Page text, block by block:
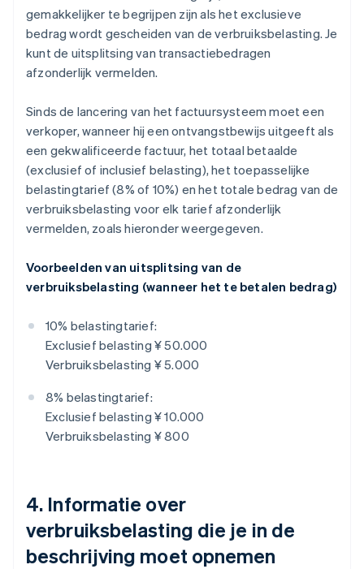
gemakkelijker te begrijpen zijn als het exclusieve
bedrag wordt gescheiden van de verbruiksbelasting. Je
kunt de uitsplitsing van transactiebedragen
afzonderlijk vermelden.
Sinds de lancering van het factuursysteem moet een
verkoper, wanneer hij een ontvangstbewijs uitgeeft als
een gekwalificeerde factuur, het totaal betaalde
(exclusief of inclusief belasting), het toepasselijke
belastingtarief (8% of 10%) en het totale bedrag van de
verbruiksbelasting voor elk tarief afzonderlijk
vermelden, zoals hieronder weergegeven.
Voorbeelden van uitsplitsing van de
verbruiksbelasting (wanneer het te betalen bedrag)
10% belastingtarief:
Exclusief belasting ¥ 50.000
Verbruiksbelasting ¥ 5.000
8% belastingtarief:
Exclusief belasting ¥ 10.000
Verbruiksbelasting ¥ 800
4. Informatie over
verbruiksbelasting die je in de
beschrijving moet opnemen